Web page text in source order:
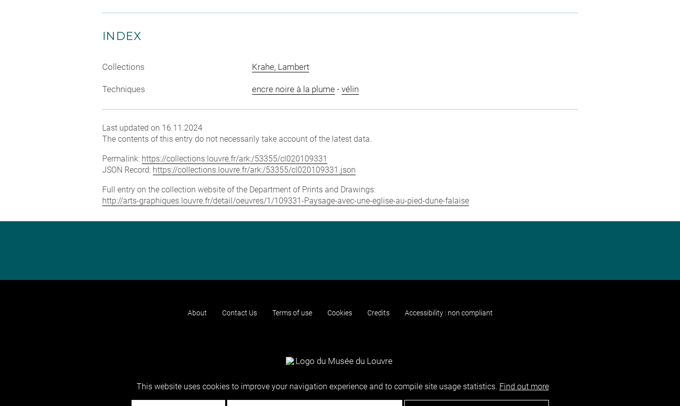
INDEX
Collections Krahe, Lambert
Techniques encre noire à la plume- vélin
Last updated on 16.11.2024
The contents of this entry do not necessarily take account of the latest data.
Permalink: https://collections.louvre.fr/ark:/53355/cl020109331
JSON Record: https://collections.louvre.fr/ark:/53355/cl020109331.json
Full entry on the collection website of the Department of Prints and Drawings:
http://arts-graphiques.louvre.fr/detail/oeuvres/1/109331-Paysage-avec-une-eglise-au-pied-dune-falaise
About Contact Us Terms of use Cookies Credits Accessibility : non compliant
This website uses cookies to improve your navigation experience and to compile site usage statistics. Find out more